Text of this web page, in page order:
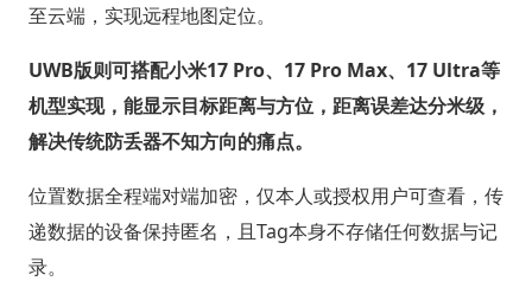
至云端，实现远程地图定位。
UWB版则可搭配小米17 Pro、17 Pro Max、17 Ultra等
机型实现，能显示目标距离与方位，距离误差达分米级，
解决传统防丢器不知方向的痛点。
位置数据全程端对端加密，仅本人或授权用户可查看，传
递数据的设备保持匿名，且Tag本身不存储任何数据与记
录。